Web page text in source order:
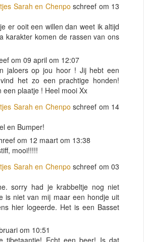
Sarah en Chenpo schreef om 13
er ooit een willen dan weet ik altijd
karakter komen de rassen van ons
om 09 april om 12:07
jaloers op jou hoor ! Jij hebt een
het zo een prachtige honden!
plaatje ! Heel mooi Xx
Sarah en Chenpo schreef om 14
en Bumper!
om 12 maart om 13:38
mooi!!!!!
Sarah en Chenpo schreef om 03
sorry had je krabbeltje nog niet
is niet van mij maar een hondje uit
hier logeerde. Het is een Basset
om 10:51
tibetaantje! Echt een beer! Is dat